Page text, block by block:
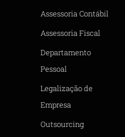
Assessoria Contábil
Assessoria Fiscal
Departamento
Pessoal
Legalização de
Empresa
Outsourcing